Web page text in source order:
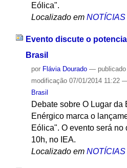
Eólica".
Localizado em NOTÍCIAS
Evento discute o
Brasil
por Flávia Dourado — publicado
modificação07/01/2014 11:22 —
Brasil
Debate sobre O Lugar
Enérgico marca o
Eólica". O evento será no
10h, no IEA.
Localizado em NOTÍCIAS